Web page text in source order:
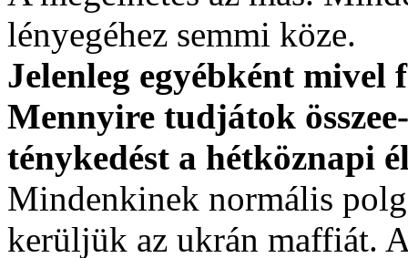
lényegéhez semmi köze.
Jelenleg egyébként mivel
Mennyire tudjátok
ténykedést a hétköznapi
Mindenkinek normális
kerüljük az ukrán maffiát.